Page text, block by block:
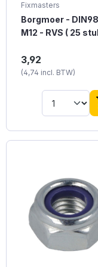
Fixmasters
Borgmoer -
M12 - RVS ( 25
Borgmoer DIN985
RVS is een
roestvrijstalen
borgmoer met een
nylon inzetstuk,
ontworpen om
voorkomen. Het
vaak gebruikt in
3,92
(4,74 incl. BTW)